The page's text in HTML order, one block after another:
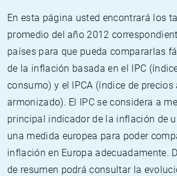
En esta página usted encontrará los
promedio del año 2012
países para que pueda compararlas
de la inflación basada en el IPC
consumo) y el IPCA (índice de
armonizado). El IPC se considera a
principal indicador de la inflación de
una medida europea para poder
inflación en Europa adecuadamente.
de resumen podrá consultar la